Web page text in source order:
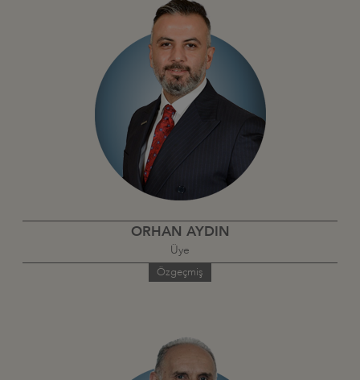
ORHAN AYDIN
Üye
Özgeçmiş